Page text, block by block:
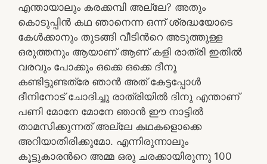
എന്തായാലും കരക്കമ്പി അല്ലേ? അതും
കൊടുപ്പിൻ കഥ ഞാനെന്ന ഒന്ന് ശ്രദ്ധയോടെ
കേൾക്കാനും തുടങ്ങി വീടിൻറെ അടുത്തുള്ള
ഒരുത്തനും ആയാണ് ആണ് കളി രാത്രി ഇതിൽ
വരവും പോക്കും ഒക്കെ ഒക്കെ ദീനൂ
കണ്ടിട്ടുണ്ടത്രേ ഞാൻ അത് കേട്ടപ്പോൾ
ദീനിനോട് ചോദിച്ചു രാത്രിയിൽ ദിനു എന്താണ്
പണി മോനേ മോനേ ഞാൻ ഈ നാട്ടിൽ
താമസിക്കുന്നത് അല്ലേ കഥകളൊക്കെ
അറിയാതിരിക്കുമോ. എന്നിരുന്നാലും
കൂട്ടുകാരൻറെ അമ്മ ഒരു ചരക്കായിരുന്നു 100